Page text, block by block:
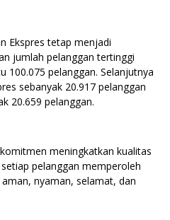
Ekspres tetap menjadi
jumlah pelanggan tertinggi
100.075 pelanggan. Selanjutnya
sebanyak 20.917 pelanggan
20.659 pelanggan.
meningkatkan kualitas
pelanggan memperoleh
nyaman, selamat, dan